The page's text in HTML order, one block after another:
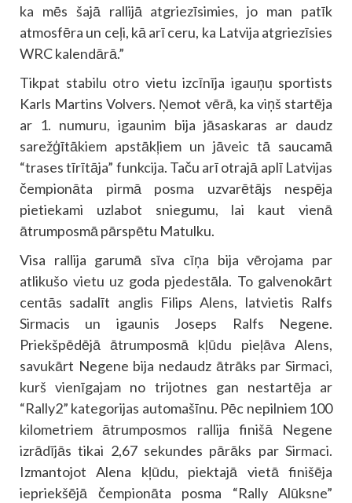
ka mēs šajā rallijā atgriezīsimies, jo man patīk
atmosfēra un ceļi, kā arī ceru, ka Latvija atgriezīsies
WRC kalendārā.”
Tikpat stabilu otro vietu izcīnīja igauņu sportists
Karls Martins Volvers. Ņemot vērā, ka viņš startēja
ar 1. numuru, igaunim bija jāsaskaras ar daudz
sarežģītākiem apstākļiem un jāveic tā saucamā
“trases tīrītāja” funkcija. Taču arī otrajā aplī Latvijas
čempionāta pirmā posma uzvarētājs nespēja
pietiekami uzlabot sniegumu, lai kaut vienā
ātrumposmā pārspētu Matulku.
Visa rallija garumā sīva cīņa bija vērojama par
atlikušo vietu uz goda pjedestāla. To galvenokārt
centās sadalīt anglis Filips Alens, latvietis Ralfs
Sirmacis un igaunis Joseps Ralfs Negene.
Priekšpēdējā ātrumposmā kļūdu pieļāva Alens,
savukārt Negene bija nedaudz ātrāks par Sirmaci,
kurš vienīgajam no trijotnes gan nestartēja ar
“Rally2” kategorijas automašīnu. Pēc nepilniem 100
kilometriem ātrumposmos rallija finišā Negene
izrādījās tikai 2,67 sekundes pārāks par Sirmaci.
Izmantojot Alena kļūdu, piektajā vietā finišēja
iepriekšējā čempionāta posma “Rally Alūksne”